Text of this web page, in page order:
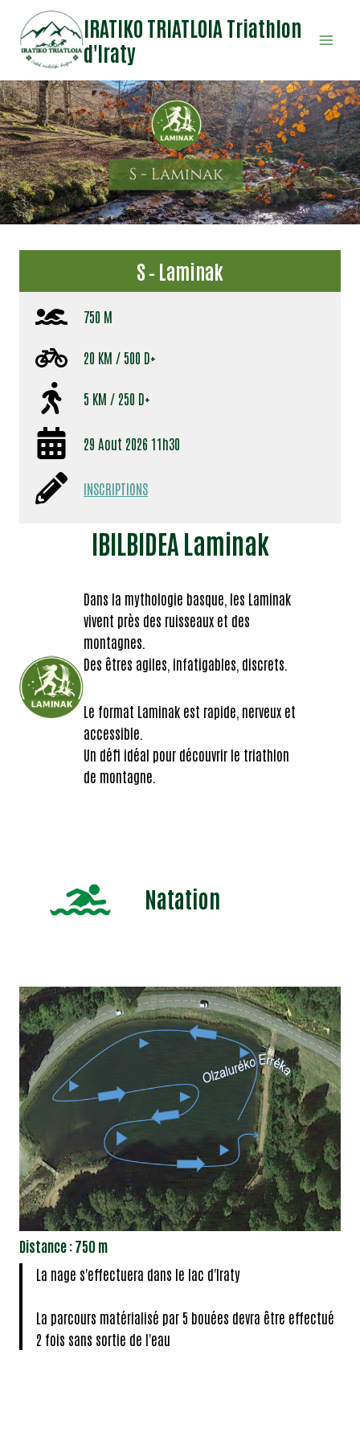
contenu
IRATIKO TRIATLOIA Triathlon
d'Iraty
S – Laminak
750 M
20 KM / 500 D+
5 KM / 250 D+
29 Aout 2026 11h30
INSCRIPTIONS
IBILBIDEA Laminak
Dans la mythologie basque, les Laminak
vivent près des ruisseaux et des
montagnes.
Des êtres agiles, infatigables, discrets.
Le format Laminak est rapide, nerveux et
accessible.
Un défi idéal pour découvrir le triathlon
de montagne.
Natation
Distance : 750 m
La nage s'effectuera dans le lac d'Iraty
La parcours matérialisé par 5 bouées devra être effectué
2 fois sans sortie de l'eau